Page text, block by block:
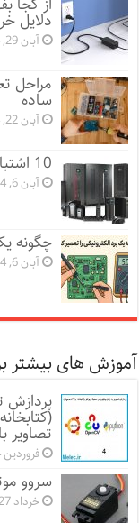
دلایل
آبان 29, 1404
مراحل
ساده
آبان 22, 1404
10 اشتباه رایج در استفاده از UPS و استابلایزر
آبان 6, 1404
چگونه
آبان 6, 1404
آموزش های بیشتر
پردازش
تصاویر
فروردین 14, 1396
سروو
خرداد 27, 1397